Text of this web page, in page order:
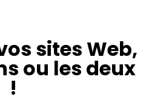
sites Web,
ou les deux
!